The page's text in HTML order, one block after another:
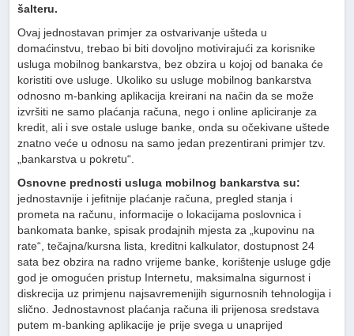
šalteru.
Ovaj jednostavan primjer za ostvarivanje ušteda u
domaćinstvu, trebao bi biti dovoljno motivirajući za korisnike
usluga mobilnog bankarstva, bez obzira u kojoj od banaka će
koristiti ove usluge. Ukoliko su usluge mobilnog bankarstva
odnosno m-banking aplikacija kreirani na način da se može
izvršiti ne samo plaćanja računa, nego i online apliciranje za
kredit, ali i sve ostale usluge banke, onda su očekivane uštede
znatno veće u odnosu na samo jedan prezentirani primjer tzv.
„bankarstva u pokretu“.
Osnovne prednosti usluga mobilnog bankarstva su:
jednostavnije i jefitnije plaćanje računa, pregled stanja i
prometa na računu, informacije o lokacijama poslovnica i
bankomata banke, spisak prodajnih mjesta za „kupovinu na
rate“, tečajna/kursna lista, kreditni kalkulator, dostupnost 24
sata bez obzira na radno vrijeme banke, korištenje usluge gdje
god je omogućen pristup Internetu, maksimalna sigurnost i
diskrecija uz primjenu najsavremenijih sigurnosnih tehnologija i
slično. Jednostavnost plaćanja računa ili prijenosa sredstava
putem m-banking aplikacije je prije svega u unaprijed